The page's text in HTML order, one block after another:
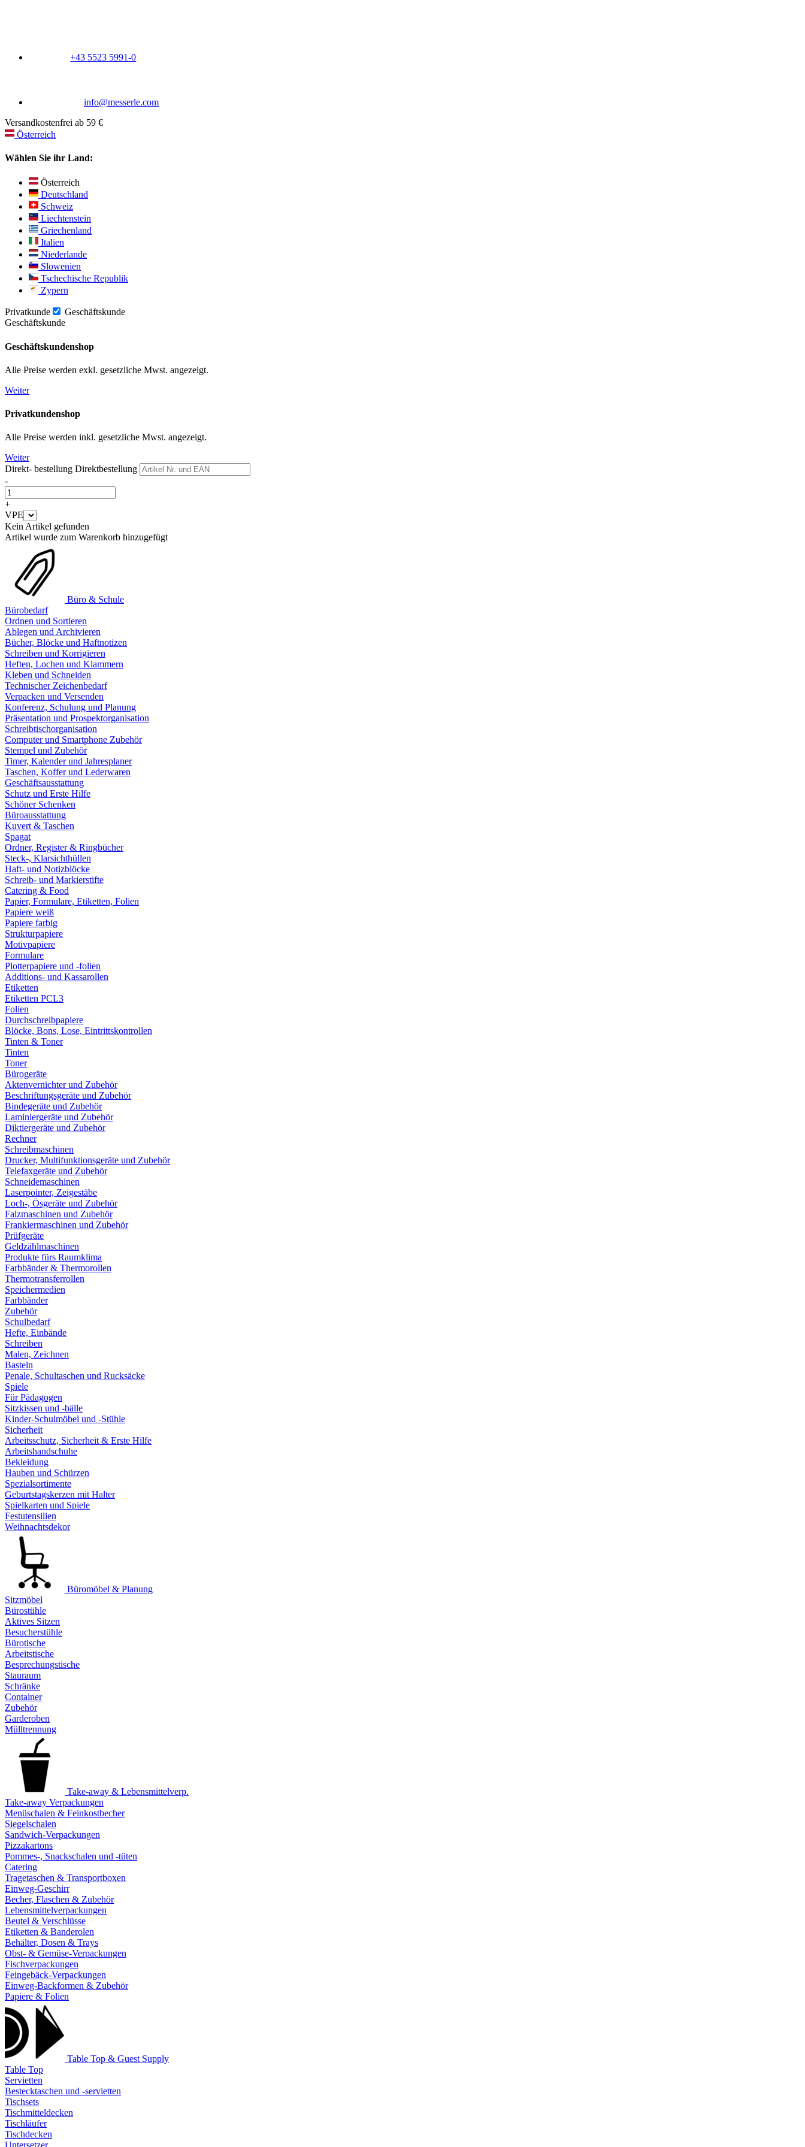
+43 5523 5991-0
info@messerle.com
Versandkostenfrei ab 59 €
Österreich
Wählen Sie ihr Land:
Österreich
Deutschland
Schweiz
Liechtenstein
Griechenland
Italien
Niederlande
Slowenien
Tschechische Republik
Zypern
Privatkunde
Geschäftskunde
Geschäftskunde
Geschäftskundenshop
Alle Preise werden exkl. gesetzliche Mwst. angezeigt.
Weiter
Privatkundenshop
Alle Preise werden inkl. gesetzliche Mwst. angezeigt.
Weiter
Direkt- bestellung Direktbestellung
-
+
VPE
Kein Artikel gefunden
Artikel wurde zum Warenkorb hinzugefügt
Büro & Schule
Bürobedarf
Ordnen und Sortieren
Ablegen und Archivieren
Bücher, Blöcke und Haftnotizen
Schreiben und Korrigieren
Heften, Lochen und Klammern
Kleben und Schneiden
Technischer Zeichenbedarf
Verpacken und Versenden
Konferenz, Schulung und Planung
Präsentation und Prospektorganisation
Schreibtischorganisation
Computer und Smartphone Zubehör
Stempel und Zubehör
Timer, Kalender und Jahresplaner
Taschen, Koffer und Lederwaren
Geschäftsausstattung
Schutz und Erste Hilfe
Schöner Schenken
Büroausstattung
Kuvert & Taschen
Spagat
Ordner, Register & Ringbücher
Steck-, Klarsichthüllen
Haft- und Notizblöcke
Schreib- und Markierstifte
Catering & Food
Papier, Formulare, Etiketten, Folien
Papiere weiß
Papiere farbig
Strukturpapiere
Motivpapiere
Formulare
Plotterpapiere und -folien
Additions- und Kassarollen
Etiketten
Etiketten PCL3
Folien
Durchschreibpapiere
Blöcke, Bons, Lose, Eintrittskontrollen
Tinten & Toner
Tinten
Toner
Bürogeräte
Aktenvernichter und Zubehör
Beschriftungsgeräte und Zubehör
Bindegeräte und Zubehör
Laminiergeräte und Zubehör
Diktiergeräte und Zubehör
Rechner
Schreibmaschinen
Drucker, Multifunktionsgeräte und Zubehör
Telefaxgeräte und Zubehör
Schneidemaschinen
Laserpointer, Zeigestäbe
Loch-, Ösgeräte und Zubehör
Falzmaschinen und Zubehör
Frankiermaschinen und Zubehör
Prüfgeräte
Geldzählmaschinen
Produkte fürs Raumklima
Farbbänder & Thermorollen
Thermotransferrollen
Speichermedien
Farbbänder
Zubehör
Schulbedarf
Hefte, Einbände
Schreiben
Malen, Zeichnen
Basteln
Penale, Schultaschen und Rucksäcke
Spiele
Für Pädagogen
Sitzkissen und -bälle
Kinder-Schulmöbel und -Stühle
Sicherheit
Arbeitsschutz, Sicherheit & Erste Hilfe
Arbeitshandschuhe
Bekleidung
Hauben und Schürzen
Spezialsortimente
Geburtstagskerzen mit Halter
Spielkarten und Spiele
Festutensilien
Weihnachtsdekor
Büromöbel & Planung
Sitzmöbel
Bürostühle
Aktives Sitzen
Besucherstühle
Bürotische
Arbeitstische
Besprechungstische
Stauraum
Schränke
Container
Zubehör
Garderoben
Mülltrennung
Take-away & Lebensmittelverp.
Take-away Verpackungen
Menüschalen & Feinkostbecher
Siegelschalen
Sandwich-Verpackungen
Pizzakartons
Pommes-, Snackschalen und -tüten
Catering
Tragetaschen & Transportboxen
Einweg-Geschirr
Becher, Flaschen & Zubehör
Lebensmittelverpackungen
Beutel & Verschlüsse
Etiketten & Banderolen
Behälter, Dosen & Trays
Obst- & Gemüse-Verpackungen
Fischverpackungen
Feingebäck-Verpackungen
Einweg-Backformen & Zubehör
Papiere & Folien
Table Top & Guest Supply
Table Top
Servietten
Bestecktaschen und -servietten
Tischsets
Tischmitteldecken
Tischläufer
Tischdecken